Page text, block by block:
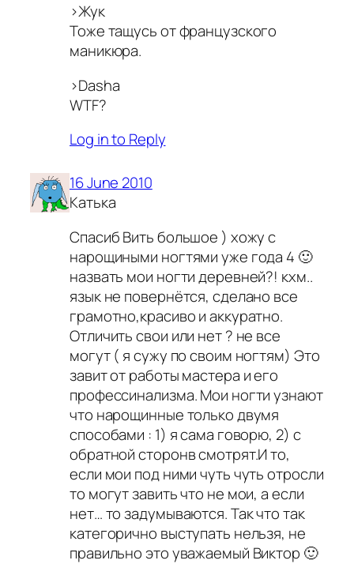
>Жук
Тоже тащусь от французского
маникюра.
>Dasha
WTF?
Log in to Reply
16 June 2010
Катька
Спасиб Вить большое ) хожу с
нарощиными ногтями уже года 4 🙂
назвать мои ногти деревней?! кхм..
язык не повернётся, сделано все
грамотно,красиво и аккуратно.
Отличить свои или нет ? не все
могут ( я сужу по своим ногтям) Это
завит от работы мастера и его
профессинализма. Мои ногти узнают
что нарощинные только двумя
способами : 1) я сама говорю, 2) с
обратной сторонв смотрят.И то,
если мои под ними чуть чуть отросли
то могут завить что не мои, а если
нет… то задумываются. Так что так
категорично выступать нельзя, не
правильно это уважаемый Виктор 🙂